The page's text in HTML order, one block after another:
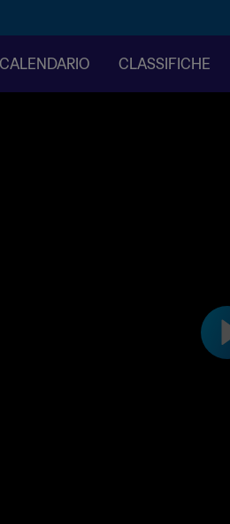
CLASSIFICHE